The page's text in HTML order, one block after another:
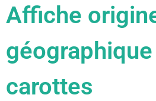
Affiche
carottes